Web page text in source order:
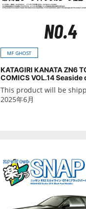
NO.4
MF GHOST
KATAGIRI KANATA ZN6
COMICS VOL.14
e Ver.
This product will be
2025年6月